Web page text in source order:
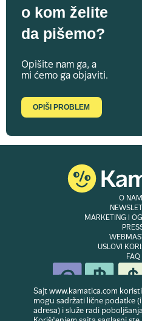
o kom želite
da pišemo?
Opišite nam ga, a
mi ćemo ga objaviti.
OPIŠI PROBLEM
O
MARKETING I
USLOVI
FAQ
© Copyright 2007-2026. Website
Sajt www.kamatica.com
mogu sadržati lične podatke
adresa) i služe radi